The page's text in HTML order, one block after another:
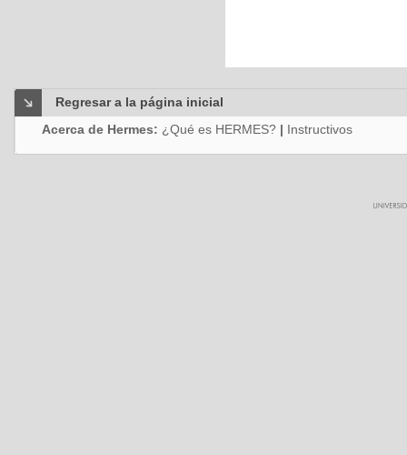
Regresar a la página inicial
Acerca de Hermes: ¿Qué es HERMES? | Instructivos